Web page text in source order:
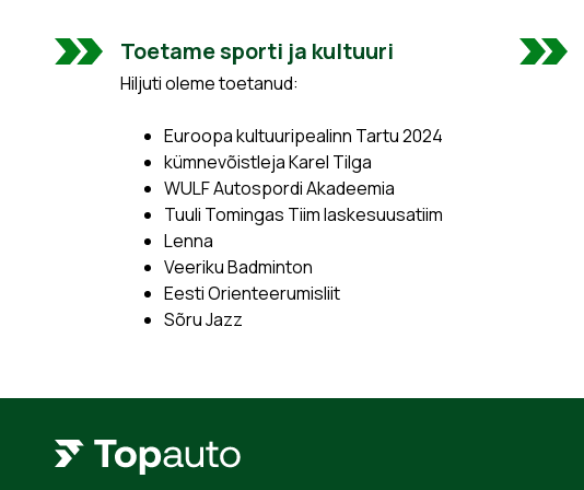
Toetame sporti ja kultuuri
Hiljuti oleme toetanud:
Euroopa kultuuripealinn Tartu 2024
kümnevõistleja Karel Tilga
WULF Autospordi Akadeemia
Tuuli Tomingas Tiim laskesuusatiim
Lenna
Veeriku Badminton
Eesti Orienteerumisliit
Sõru Jazz